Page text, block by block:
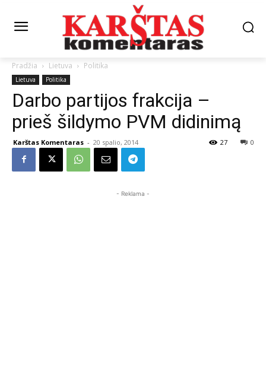
Pradžia Lietuva Politika
Lietuva Politika
Darbo partijos frakcija –
prieš šildymo PVM didinimą
Karštas Komentaras - 20 spalio, 2014 0
27
- Reklama -